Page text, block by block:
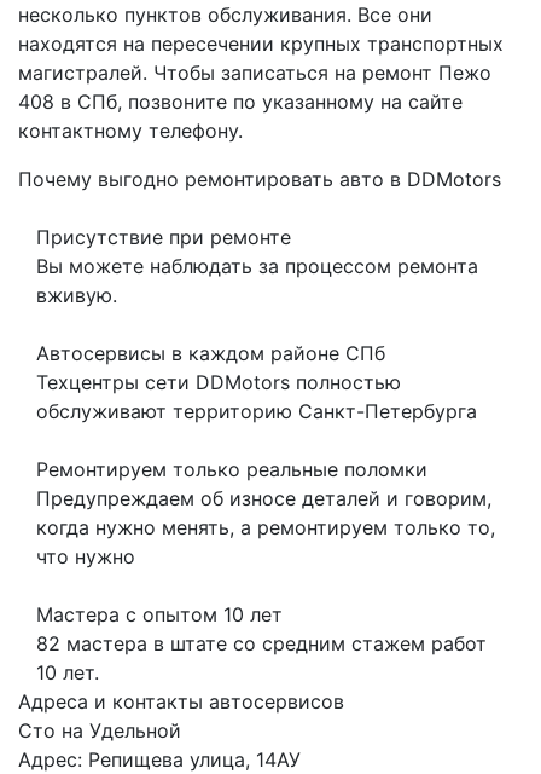
несколько пунктов обслуживания. Все они
находятся на пересечении крупных транспортных
магистралей. Чтобы записаться на ремонт Пежо
408 в СПб, позвоните по указанному на сайте
контактному телефону.
Почему выгодно ремонтировать авто в DDMotors
Присутствие при ремонте
Вы можете наблюдать за процессом ремонта
вживую.
Автосервисы в каждом районе СПб
Техцентры сети DDMotors полностью
обслуживают территорию Санкт-Петербурга
Ремонтируем только реальные поломки
Предупреждаем об износе деталей и говорим,
когда нужно менять, а ремонтируем только то,
что нужно
Мастера с опытом 10 лет
82 мастера в штате со средним стажем работ
10 лет.
Адреса и контакты автосервисов
Сто на Удельной
Адрес: Репищева улица, 14АУ